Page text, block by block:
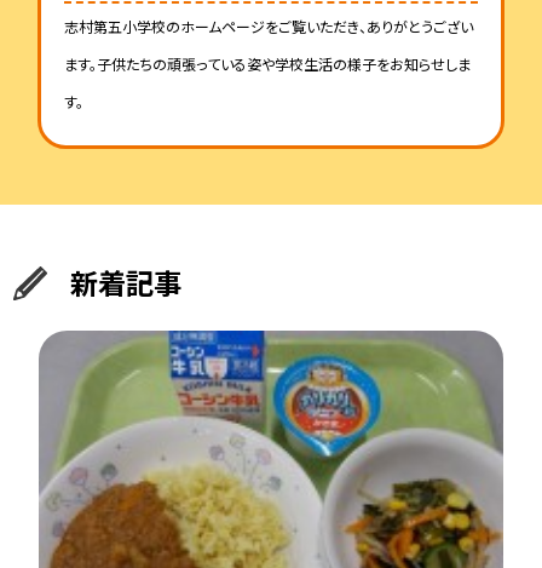
志村第五小学校のホームページをご覧いただき、ありがとうござい
ます。子供たちの頑張っている姿や学校生活の様子をお知らせしま
す。
新着記事